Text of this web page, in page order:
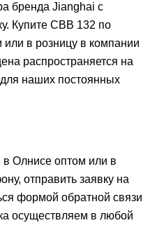
бренда Jianghai с
Купите CBB 132 по
в розницу в компании
распространяется на
наших постоянных
в Олнисе оптом или в
отправить заявку на
формой обратной связи
осуществляем в любой